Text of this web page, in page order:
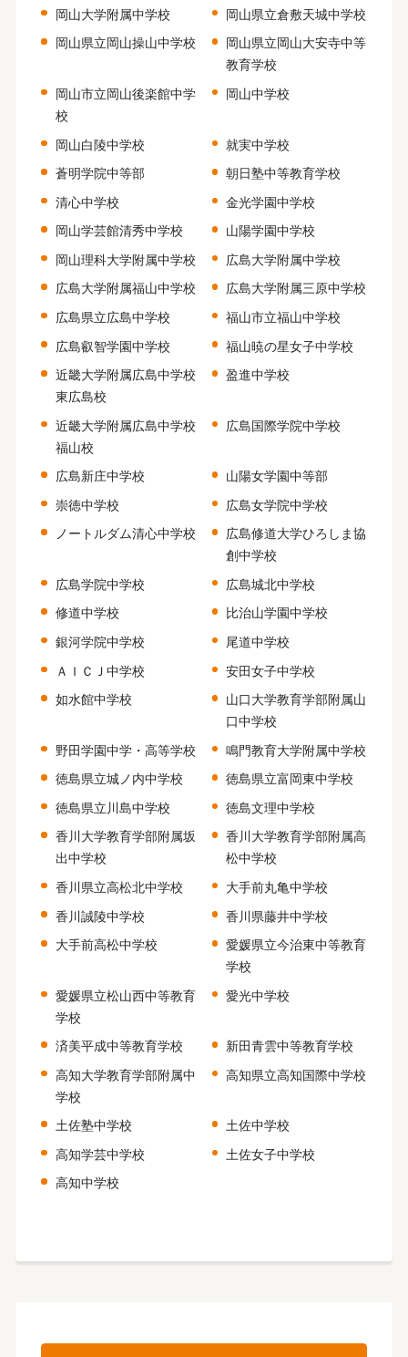
岡山大学附属中学校
岡山県立倉敷天城中学校
岡山県立岡山操山中学校
岡山県立岡山大安寺中等
教育学校
岡山市立岡山後楽館中学
校
岡山中学校
岡山白陵中学校
就実中学校
蒼明学院中等部
朝日塾中等教育学校
清心中学校
金光学園中学校
岡山学芸館清秀中学校
山陽学園中学校
岡山理科大学附属中学校
広島大学附属中学校
広島大学附属福山中学校
広島大学附属三原中学校
広島県立広島中学校
福山市立福山中学校
広島叡智学園中学校
福山暁の星女子中学校
近畿大学附属広島中学校
東広島校
盈進中学校
近畿大学附属広島中学校
福山校
広島国際学院中学校
広島新庄中学校
山陽女学園中等部
崇徳中学校
広島女学院中学校
ノートルダム清心中学校
広島修道大学ひろしま協
創中学校
広島学院中学校
広島城北中学校
修道中学校
比治山学園中学校
銀河学院中学校
尾道中学校
ＡＩＣＪ中学校
安田女子中学校
如水館中学校
山口大学教育学部附属山
口中学校
野田学園中学・高等学校
鳴門教育大学附属中学校
徳島県立城ノ内中学校
徳島県立富岡東中学校
徳島県立川島中学校
徳島文理中学校
香川大学教育学部附属坂
出中学校
香川大学教育学部附属高
松中学校
香川県立高松北中学校
大手前丸亀中学校
香川誠陵中学校
香川県藤井中学校
大手前高松中学校
愛媛県立今治東中等教育
学校
愛媛県立松山西中等教育
学校
愛光中学校
済美平成中等教育学校
新田青雲中等教育学校
高知大学教育学部附属中
学校
高知県立高知国際中学校
土佐塾中学校
土佐中学校
高知学芸中学校
土佐女子中学校
高知中学校